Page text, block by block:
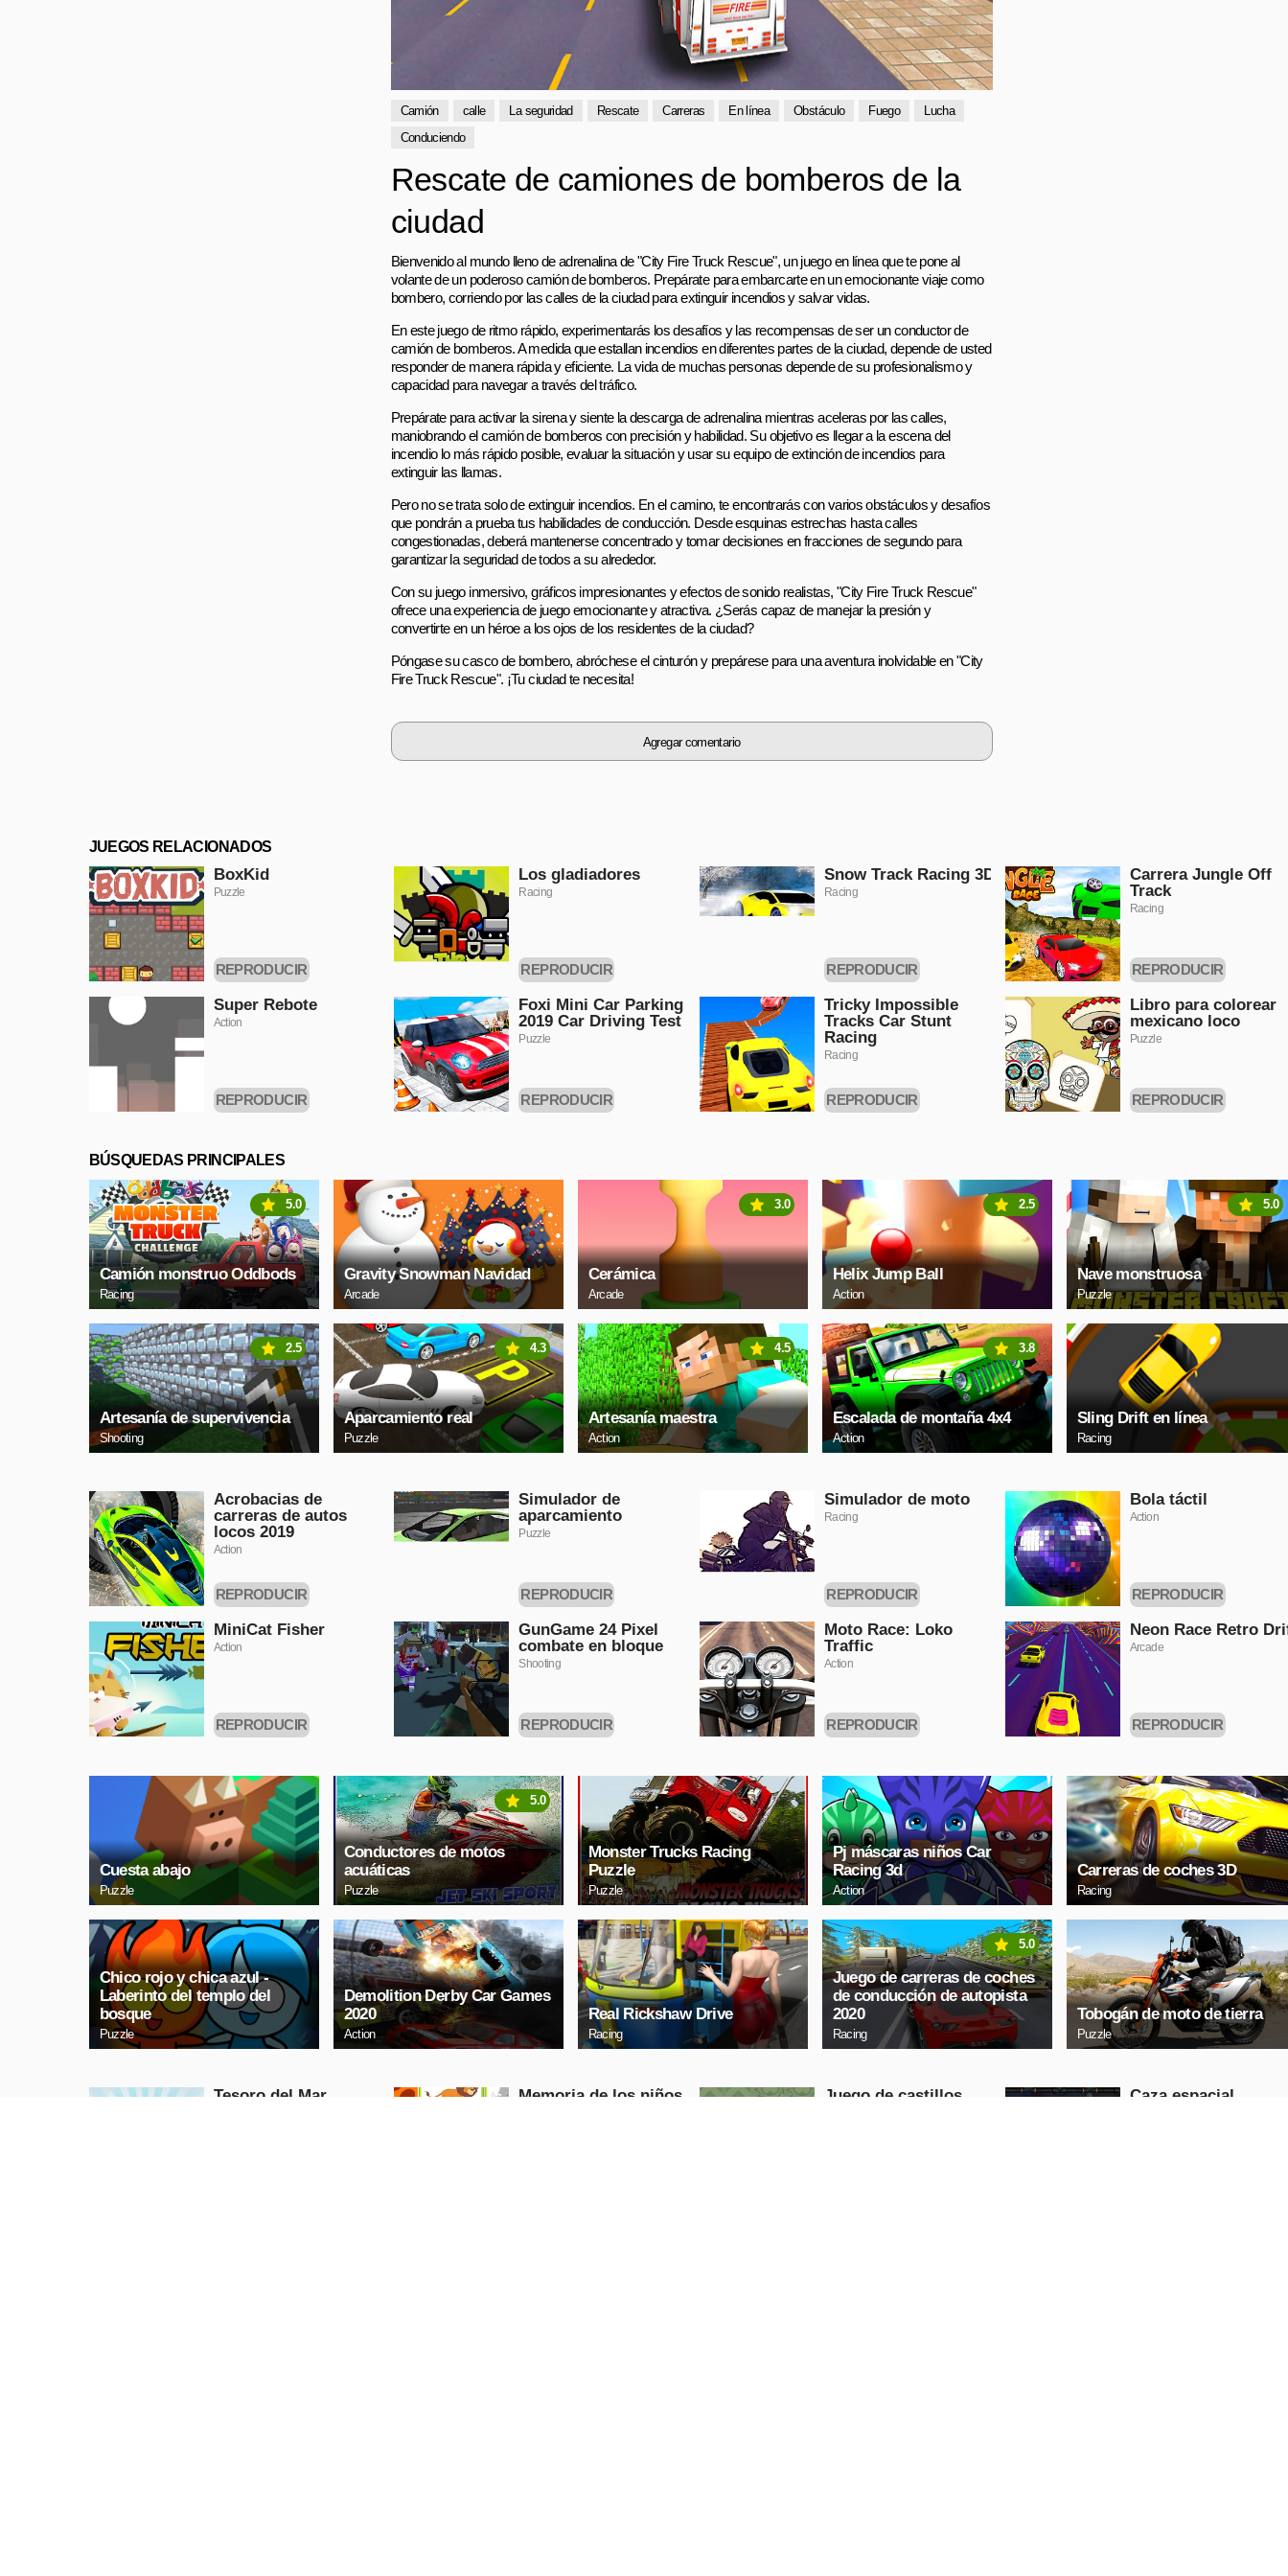
Camión calle La seguridad Rescate Carreras En línea Obstáculo Fuego
Lucha
Conduciendo
Rescate de camiones de bomberos de la
ciudad
Bienvenido al mundo lleno de adrenalina de "City Fire Truck Rescue", un juego en línea que te pone al
volante de un poderoso camión de bomberos. Prepárate para embarcarte en un emocionante viaje como
bombero, corriendo por las calles de la ciudad para extinguir incendios y salvar vidas.
En este juego de ritmo rápido, experimentarás los desafíos y las recompensas de ser un conductor de
camión de bomberos. A medida que estallan incendios en diferentes partes de la ciudad, depende de usted
responder de manera rápida y eficiente. La vida de muchas personas depende de su profesionalismo y
capacidad para navegar a través del tráfico.
Prepárate para activar la sirena y siente la descarga de adrenalina mientras aceleras por las calles,
maniobrando el camión de bomberos con precisión y habilidad. Su objetivo es llegar a la escena del
incendio lo más rápido posible, evaluar la situación y usar su equipo de extinción de incendios para
extinguir las llamas.
Pero no se trata solo de extinguir incendios. En el camino, te encontrarás con varios obstáculos y desafíos
que pondrán a prueba tus habilidades de conducción. Desde esquinas estrechas hasta calles
congestionadas, deberá mantenerse concentrado y tomar decisiones en fracciones de segundo para
garantizar la seguridad de todos a su alrededor.
Con su juego inmersivo, gráficos impresionantes y efectos de sonido realistas, "City Fire Truck Rescue"
ofrece una experiencia de juego emocionante y atractiva. ¿Serás capaz de manejar la presión y
convertirte en un héroe a los ojos de los residentes de la ciudad?
Póngase su casco de bombero, abróchese el cinturón y prepárese para una aventura inolvidable en "City
Fire Truck Rescue". ¡Tu ciudad te necesita!
Agregar comentario
JUEGOS RELACIONADOS
BoxKid
Puzzle
REPRODUCIR
Los gladiadores
Racing
REPRODUCIR
Snow Track Racing 3D
Racing
REPRODUCIR
Carrera Jungle Off
Track
Racing
REPRODUCIR
Super Rebote
Action
REPRODUCIR
Foxi Mini Car Parking
2019 Car Driving Test
Puzzle
REPRODUCIR
Tricky Impossible
Tracks Car Stunt
Racing
Racing
REPRODUCIR
Libro para colorear
mexicano loco
Puzzle
REPRODUCIR
BÚSQUEDAS PRINCIPALES
Camión monstruo Oddbods
Racing
5.0
Gravity Snowman Navidad
Arcade
Cerámica
Arcade
3.0
Helix Jump Ball
Action
2.5
Nave monstruosa
Puzzle
5.0
Artesanía de supervivencia
Shooting
2.5
Aparcamiento real
Puzzle
4.3
Artesanía maestra
Action
4.5
Escalada de montaña 4x4
Action
3.8
Sling Drift en línea
Racing
Acrobacias de
carreras de autos
locos 2019
Action
REPRODUCIR
Simulador de
aparcamiento
Puzzle
REPRODUCIR
Simulador de moto
Racing
REPRODUCIR
Bola táctil
Action
REPRODUCIR
MiniCat Fisher
Action
REPRODUCIR
GunGame 24 Pixel
combate en bloque
Shooting
REPRODUCIR
Moto Race: Loko
Traffic
Action
REPRODUCIR
Neon Race Retro
Arcade
REPRODUCIR
Cuesta abajo
Puzzle
Conductores de motos
acuáticas
Puzzle
5.0
Monster Trucks Racing
Puzzle
Puzzle
Pj máscaras niños Car
Racing 3d
Action
Carreras de coches 3D
Racing
Chico rojo y chica azul -
Laberinto del templo del
bosque
Puzzle
Demolition Derby Car Games
2020
Action
Real Rickshaw Drive
Racing
Juego de carreras de coches
de conducción de autopista
2020
Racing
5.0
Tobogán de moto de tierra
Puzzle
Tesoro del Mar
Memoria de los niños
Juego de castillos Caza espacial